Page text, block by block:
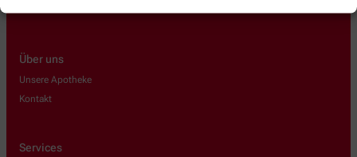
Über uns
Unsere Apotheke
Kontakt
Services